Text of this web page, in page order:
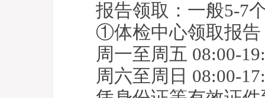
报告领取：一般5-7
①体检中心领取报告
周一至周五 08:00-
周六至周日 08:00-